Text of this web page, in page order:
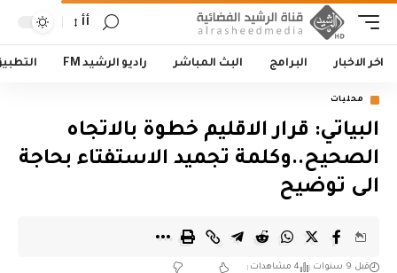
أأ
اخر الاخبار البرامج البث المباشر راديو الرشيد FM
محليات
البياتي: قرار الاقليم خطوة بالاتجاه
الصحيح..وكلمة تجميد الاستفتاء بحاجة
الى توضيح
قبل 9 سنوات 4 مشاهدات